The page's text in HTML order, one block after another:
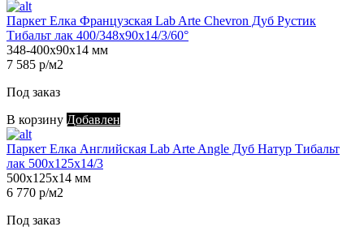
Паркет Елка Французская Lab Arte Chevron Дуб Рустик
Тибальт лак 400/348х90х14/3/60°
348-400х90х14 мм
7 585 р/м2
Под заказ
В корзину Добавлен
Паркет Елка Английская Lab Arte Angle Дуб Натур Тибальт
лак 500х125х14/3
500х125х14 мм
6 770 р/м2
Под заказ